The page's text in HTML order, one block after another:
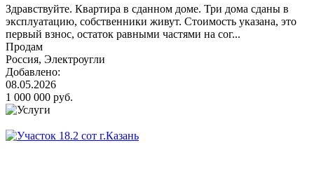
Здравствуйте. Квартира в сданном доме. Три дома сданы в
эксплуатацию, собственники живут. Стоимость указана, это
первый взнос, остаток равными частями на сог...
Продам
Россия, Электроугли
Добавлено:
08.05.2026
1 000 000 руб.